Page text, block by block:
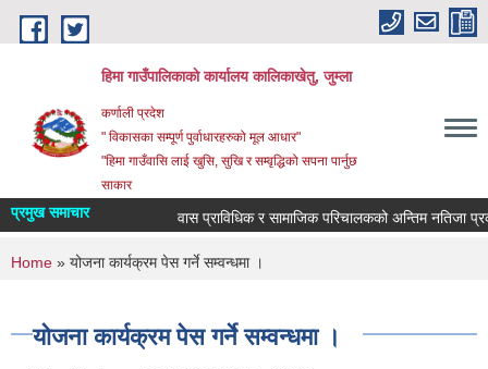
Skip to main content
हिमा गाउँपालिकाकाे कार्यालय कालिकाखेतु, जुम्ला
कर्णाली प्रदेश
" विकासका सम्पूर्ण पुर्वाधारहरुको मूल आधार"
"हिमा गाउँवासि लाई खुसि, सुखि र सम्वृद्धिको सपना पार्नुछ
साकार
प्रमुख समाचार वास प्राविधिक र सामाजिक परिचालकको अन्तिम नतिजा
You are here
Home » योजना कार्यक्रम पेस गर्ने सम्वन्धमा ।
योजना कार्यक्रम पेस गर्ने सम्वन्धमा ।